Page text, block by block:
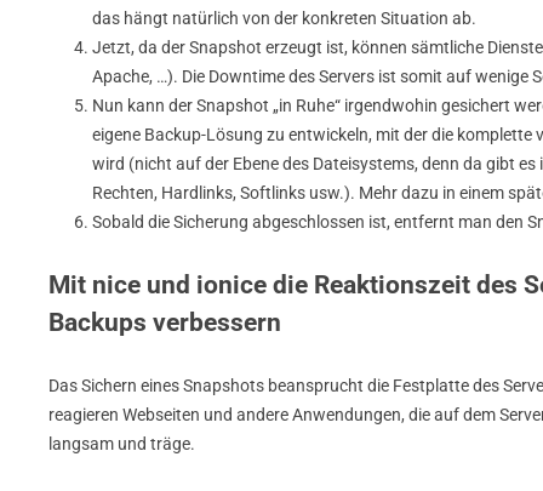
das hängt natürlich von der konkreten Situation ab.
Jetzt, da der Snapshot erzeugt ist, können sämtliche
Apache, …). Die Downtime des Servers ist somit auf wenige
Nun kann der Snapshot „in Ruhe“ irgendwohin gesichert
eigene Backup-Lösung zu entwickeln, mit der die
wird (nicht auf der Ebene des Dateisystems, denn da gibt
Rechten, Hardlinks, Softlinks usw.). Mehr dazu in einem
Sobald die Sicherung abgeschlossen ist, entfernt man den
Mit nice und ionice die Reaktionszeit des
Backups verbessern
Das Sichern eines Snapshots beansprucht die Festplatte des
reagieren Webseiten und andere Anwendungen, die auf dem
langsam und träge.